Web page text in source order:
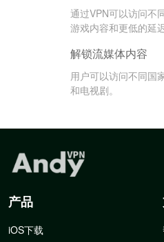
通过VPN可以访问不
游戏内容和更低的延迟
解锁流媒体内容
用户可以访问不同国
和电视剧。
产品
iOS下载